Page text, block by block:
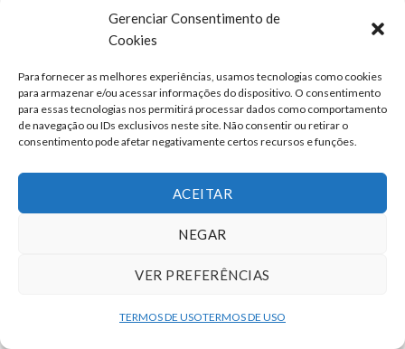
Gerenciar Consentimento de
Cookies
Para fornecer as melhores experiências, usamos tecnologias como cookies
para armazenar e/ou acessar informações do dispositivo. O consentimento
para essas tecnologias nos permitirá processar dados como comportamento
de navegação ou IDs exclusivos neste site. Não consentir ou retirar o
consentimento pode afetar negativamente certos recursos e funções.
ACEITAR
NEGAR
VER PREFERÊNCIAS
TERMOS DE USOTERMOS DE USO
8 – #87 Nelson Monteiro e Nicolas Costa – 27
9 – #70 Lucas Salles e Rafael Suzuki – 26
11 – #85 Eduardo Menossi – 11
12 – #88 Georgios Frangulis e Cesar Ramos – 10
13 – #85 Pedro Boesel – 9
14 – #3 Franco Giaffone e Rubens Barrichello – 9
Carrera Rookie
1 – #9 Edu Guedes e Renan Pizii – 78 pontos
3 – #12 Marco Pisani e Renan Guerra – 50
5 – #15 Leo Sanchez e Átila Abreu – 45